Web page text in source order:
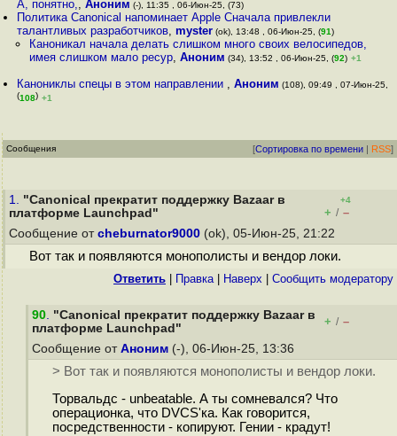
А, понятно,,Аноним (-), 11:35 , 06-Июн-25, (73)
Политика Canonical напоминает Apple Сначала привлекли
талантливых разработчиков,myster (ok), 13:48 , 06-Июн-25, (91)
Каноникал начала делать слишком много своих велосипедов,
имея слишком мало ресур, Аноним (34), 13:52 , 06-Июн-25, (92) +1
Канониклы спецы в этом направлении ,Аноним (108), 09:49 , 07-Июн-25,
(108) +1
Сообщения [Сортировка по времени | RSS]
1. "Canonical прекратит поддержку Bazaar в
платформе Launchpad"
+4
+ / –
Сообщение от cheburnator9000 (ok), 05-Июн-25, 21:22
Вот так и появляются монополисты и вендор локи.
Ответить Правка| Наверх Cообщить модератору
90. "Canonical прекратит поддержку Bazaar в
платформе Launchpad"
+ / –
Сообщение от Аноним (-), 06-Июн-25, 13:36
> Вот так и появляются монополисты и вендор локи.
Торвальдс - unbeatable. А ты сомневался? Что
операционка, что DVCS'ка. Как говорится,
посредственности - копируют. Гении - крадут!